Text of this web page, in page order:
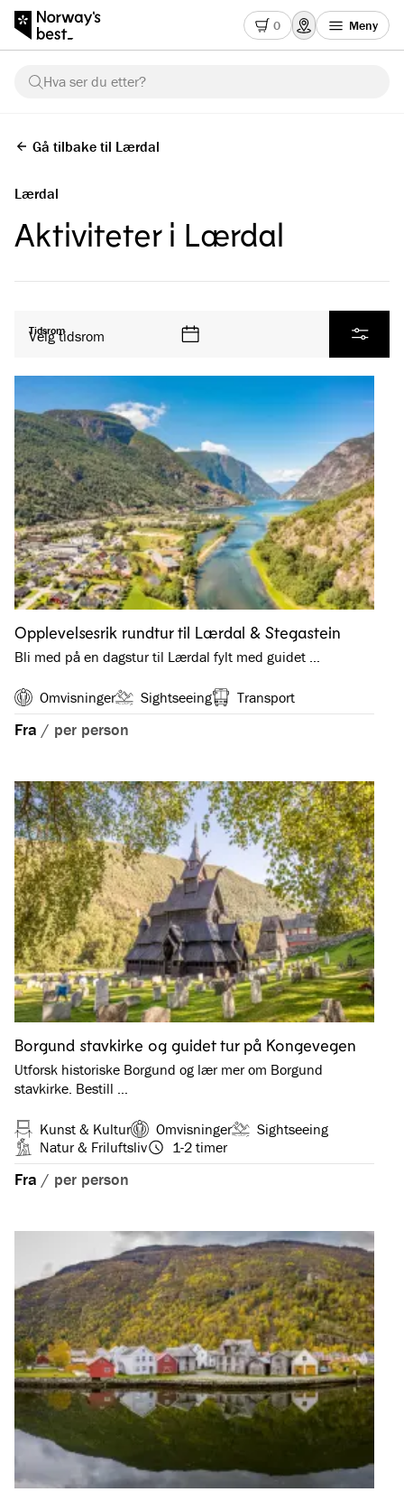
0 Meny
Hva ser du etter?
Gå tilbake til Lærdal
Lærdal
Aktiviteter i Lærdal
Filtrer
Tidsrom
Velg tidsrom
Opplevelsesrik rundtur til Lærdal & Stegastein
Bli med på en dagstur til Lærdal fylt med guidet …
Omvisninger Sightseeing Transport
Fra / per person
Borgund stavkirke og guidet tur på Kongevegen
Utforsk historiske Borgund og lær mer om Borgund
stavkirke. Bestill …
Kunst & Kultur Omvisninger
Sightseeing
Natur & Friluftsliv
1-2 timer
Fra / per person